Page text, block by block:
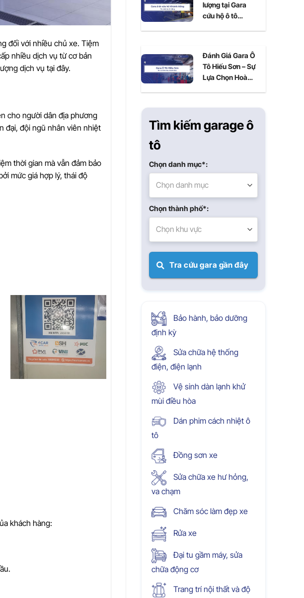
đối với nhiều chủ xe. Tiệm
nhiều dịch vụ từ cơ bản
dịch vụ tại đây.
cho người dân địa phương
đại, đội ngũ nhân viên nhiệt
thời gian mà vẫn đảm bảo
mức giá hợp lý, thái độ
khách hàng:
lượng tại Gara
cứu hộ ô tô
Đánh Giá Gara Ô
Tô Hiếu Sơn – Sự
Lựa Chọn Hoàn
Tìm kiếm garage ô
tô
Chọn danh mục*:
Chọn danh mục
Chọn thành phố*:
Chọn khu vực
Tra cứu gara gần đây
Bảo hành, bảo dưỡng
định kỳ
Sửa chữa hệ thống
điện, điện lạnh
Vệ sinh dàn lạnh khử
mùi điều hòa
Dán phim cách nhiệt ô
tô
Đồng sơn xe
Sửa chữa xe hư hỏng,
va chạm
Chăm sóc làm đẹp xe
Rửa xe
Đại tu gầm máy, sửa
chữa động cơ
Trang trí nội thất và độ